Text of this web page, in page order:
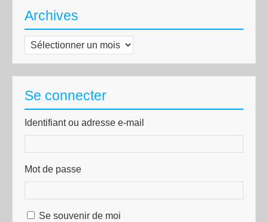
Archives
Archives
Se connecter
Identifiant ou adresse e-mail
Mot de passe
Se souvenir de moi